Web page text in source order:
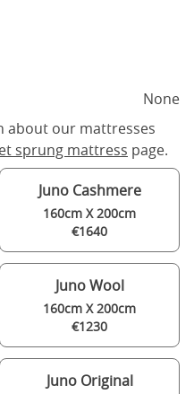
None
about our mattresses
sprung mattress page.
Juno Cashmere
160cm X 200cm
€1640
Juno Wool
160cm X 200cm
€1230
Juno Original